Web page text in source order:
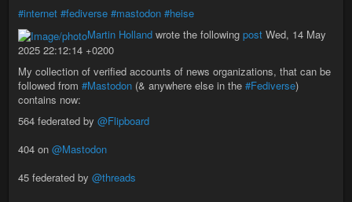
#internet #fediverse #mastodon #heise
Martin Holland wrote the following post Wed, 14 May
2025 22:12:14 +0200
My collection of verified accounts of news organizations, that can be
followed from #Mastodon (& anywhere else in the #Fediverse)
contains now:
564 federated by @Flipboard
404 on @Mastodon
45 federated by @threads